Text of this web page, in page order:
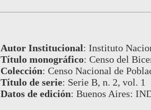
Autor Institucional: Instituto
Título monográfico: Censo del
Colección: Censo Nacional de
Título de serie: Serie B, n. 2, vol. 1
Datos de edición: Buenos Aires: